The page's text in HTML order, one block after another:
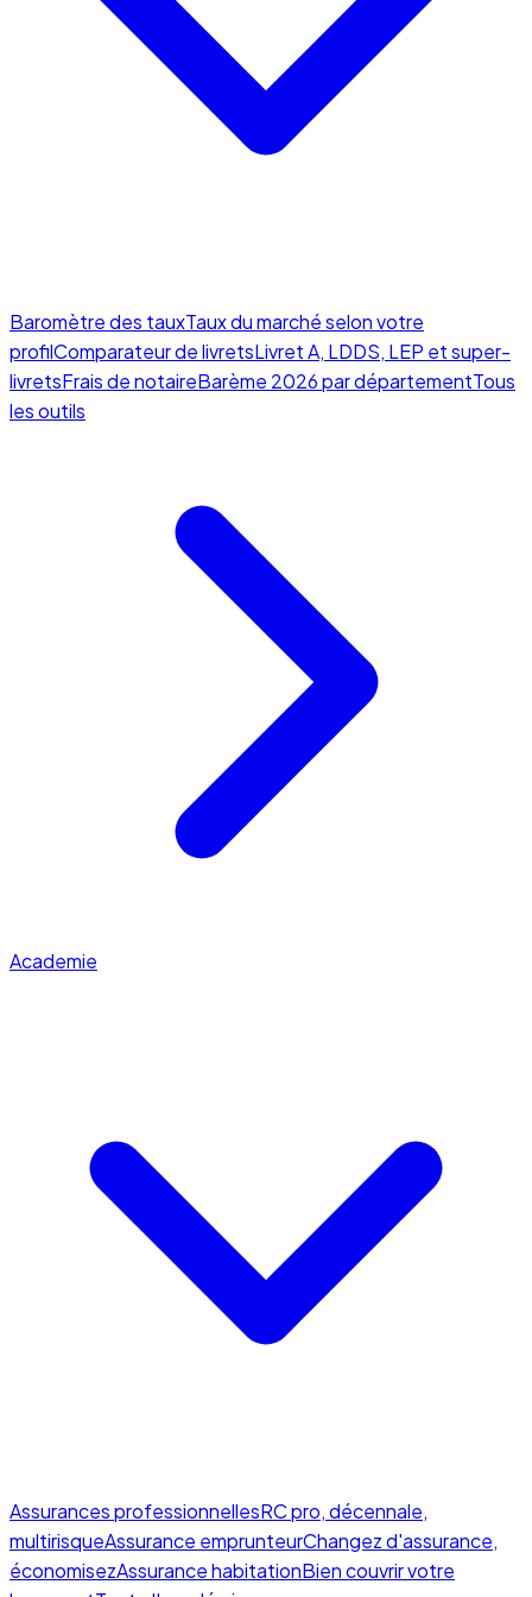
Baromètre des tauxTaux du marché selon votre
profilComparateur de livretsLivret A, LDDS, LEP et super-
livretsFrais de notaireBarème 2026 par départementTous
les outils
Academie
Assurances professionnellesRC pro, décennale,
multirisqueAssurance emprunteurChangez d'assurance,
économisezAssurance habitationBien couvrir votre